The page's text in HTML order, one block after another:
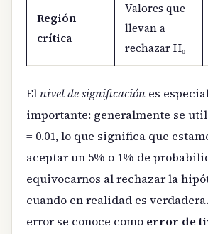
Región
crítica
Valores que
llevan a
rechazar H₀
El nivel de significación es
importante: generalmente se
= 0.01, lo que significa que
aceptar un 5% o 1% de
equivocarnos al rechazar la
cuando en realidad es
error se conoce como error de